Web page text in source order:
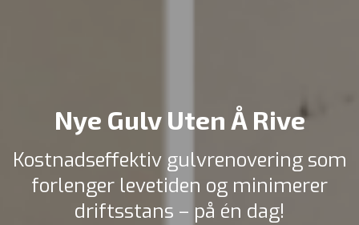
Nye Gulv Uten Å Rive
Kostnadseffektiv gulvrenovering som
forlenger levetiden og minimerer
driftsstans – på én dag!